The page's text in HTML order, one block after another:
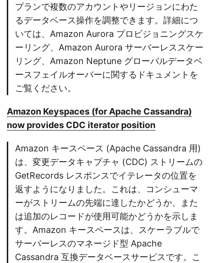
プランで複数のアカウントやリージョンにわた
るデータベース操作を調整できます。詳細につ
いては、Amazon Aurora プロビジョニングスケ
ーリング、Amazon Aurora サーバーレススケー
リング、Amazon Neptune グローバルデータベ
ースフェイルオーバーに関するドキュメントを
ご覧ください。
Amazon Keyspaces (for Apache Cassandra)
now provides CDC iterator position
Amazon キースペース (Apache Cassandra 用)
は、変更データキャプチャ (CDC) ストリームの
GetRecords レスポンスでイテレータの位置を
返すようになりました。これは、コンシューマ
ーがストリームの先端に達したかどうか、また
は追加のレコードが使用可能かどうかを示しま
す。Amazon キースペースは、スケーラブルで
サーバーレスのマネージド型 Apache
Cassandra 互換データベースサービスです。こ